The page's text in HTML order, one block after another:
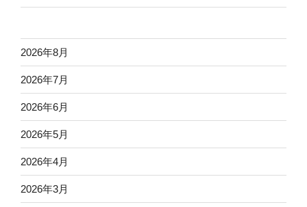
2026年8月
2026年7月
2026年6月
2026年5月
2026年4月
2026年3月